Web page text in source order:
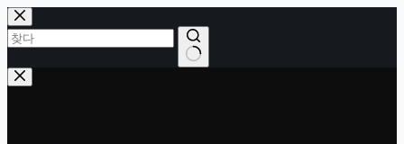
콘
텐
츠
로
건
결